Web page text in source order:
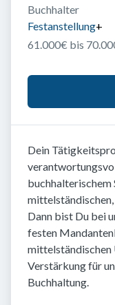
Buchhalter
Festanstellung+
61.000€ bis
Dein
buchhalterischem
Dann bist Du bei
festen
mittelständischen
Verstärkung für
Buchhaltung.